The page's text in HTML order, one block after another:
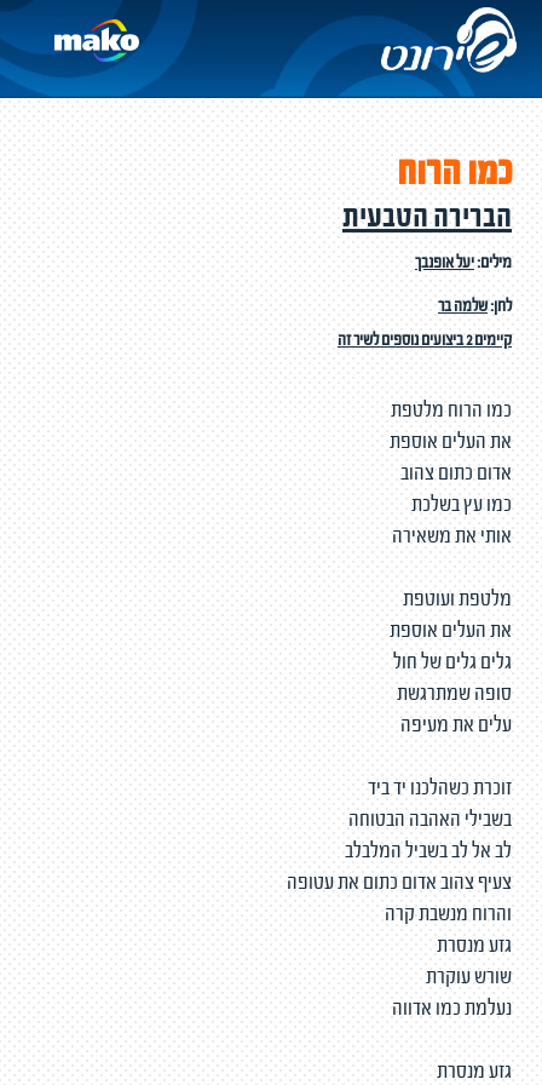
כמו הרוח
הברירה הטבעית
מילים:יעל אופנבך
לחן:שלמה בר
קיימים 2 ביצועים נוספים לשיר זה
כמו הרוח מלטפת
את העלים אוספת
אדום כתום צהוב
כמו עץ בשלכת
אותי את משאירה
מלטפת ועוטפת
את העלים אוספת
גלים גלים של חול
סופה שמתרגשת
עלים את מעיפה
זוכרת כשהלכנו יד ביד
בשבילי האהבה הבטוחה
לב אל לב בשביל המלבלב
צעיף צהוב אדום כתום את עטופה
והרוח מנשבת קרה
גזע מנסרת
שורש עוקרת
נעלמת כמו אדווה
גזע מנסרת